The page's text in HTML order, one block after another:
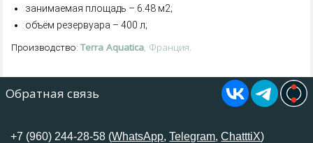
занимаемая площадь – 6.48 м2;
объём резервуара – 400 л;
Производство:Terra Aquatica, Франция.
Обратная связь
+7 (960) 244-28-58 (WhatsApp,Telegram,ChatttiX)